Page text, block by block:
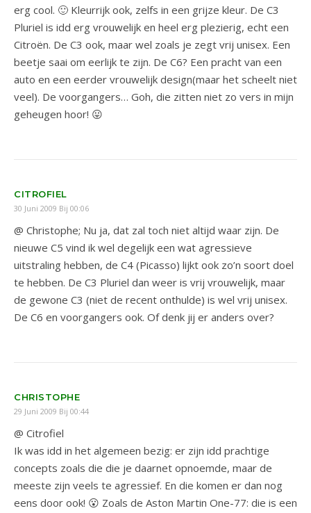
erg cool. 🙂 Kleurrijk ook, zelfs in een grijze kleur. De C3
Pluriel is idd erg vrouwelijk en heel erg plezierig, echt een
Citroën. De C3 ook, maar wel zoals je zegt vrij unisex. Een
beetje saai om eerlijk te zijn. De C6? Een pracht van een
auto en een eerder vrouwelijk design(maar het scheelt niet
veel). De voorgangers… Goh, die zitten niet zo vers in mijn
geheugen hoor! 😛
CITROFIEL
30 Juni 2009 Bij 00:06
@ Christophe; Nu ja, dat zal toch niet altijd waar zijn. De
nieuwe C5 vind ik wel degelijk een wat agressieve
uitstraling hebben, de C4 (Picasso) lijkt ook zo’n soort doel
te hebben. De C3 Pluriel dan weer is vrij vrouwelijk, maar
de gewone C3 (niet de recent onthulde) is wel vrij unisex.
De C6 en voorgangers ook. Of denk jij er anders over?
CHRISTOPHE
29 Juni 2009 Bij 00:44
@ Citrofiel
Ik was idd in het algemeen bezig: er zijn idd prachtige
concepts zoals die die je daarnet opnoemde, maar de
meeste zijn veels te agressief. En die komen er dan nog
eens door ook! 😮 Zoals de Aston Martin One-77: die is een